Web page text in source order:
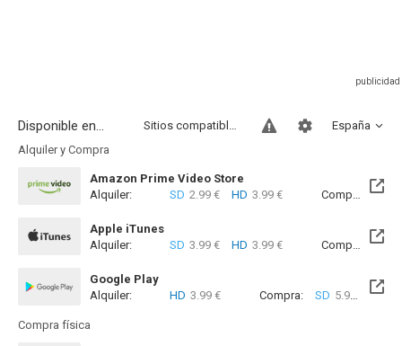
Disponible en... España
Sitios compatibles
Alquiler y Compra
Amazon Prime Video Store
Alquiler:
SD 2.99 € HD 3.99 € Compra: SD
Apple iTunes
Alquiler:
SD 3.99 € HD 3.99 € Compra: SD
Google Play
Alquiler:
HD 3.99 € Compra: SD 5.99 € HD
Compra física